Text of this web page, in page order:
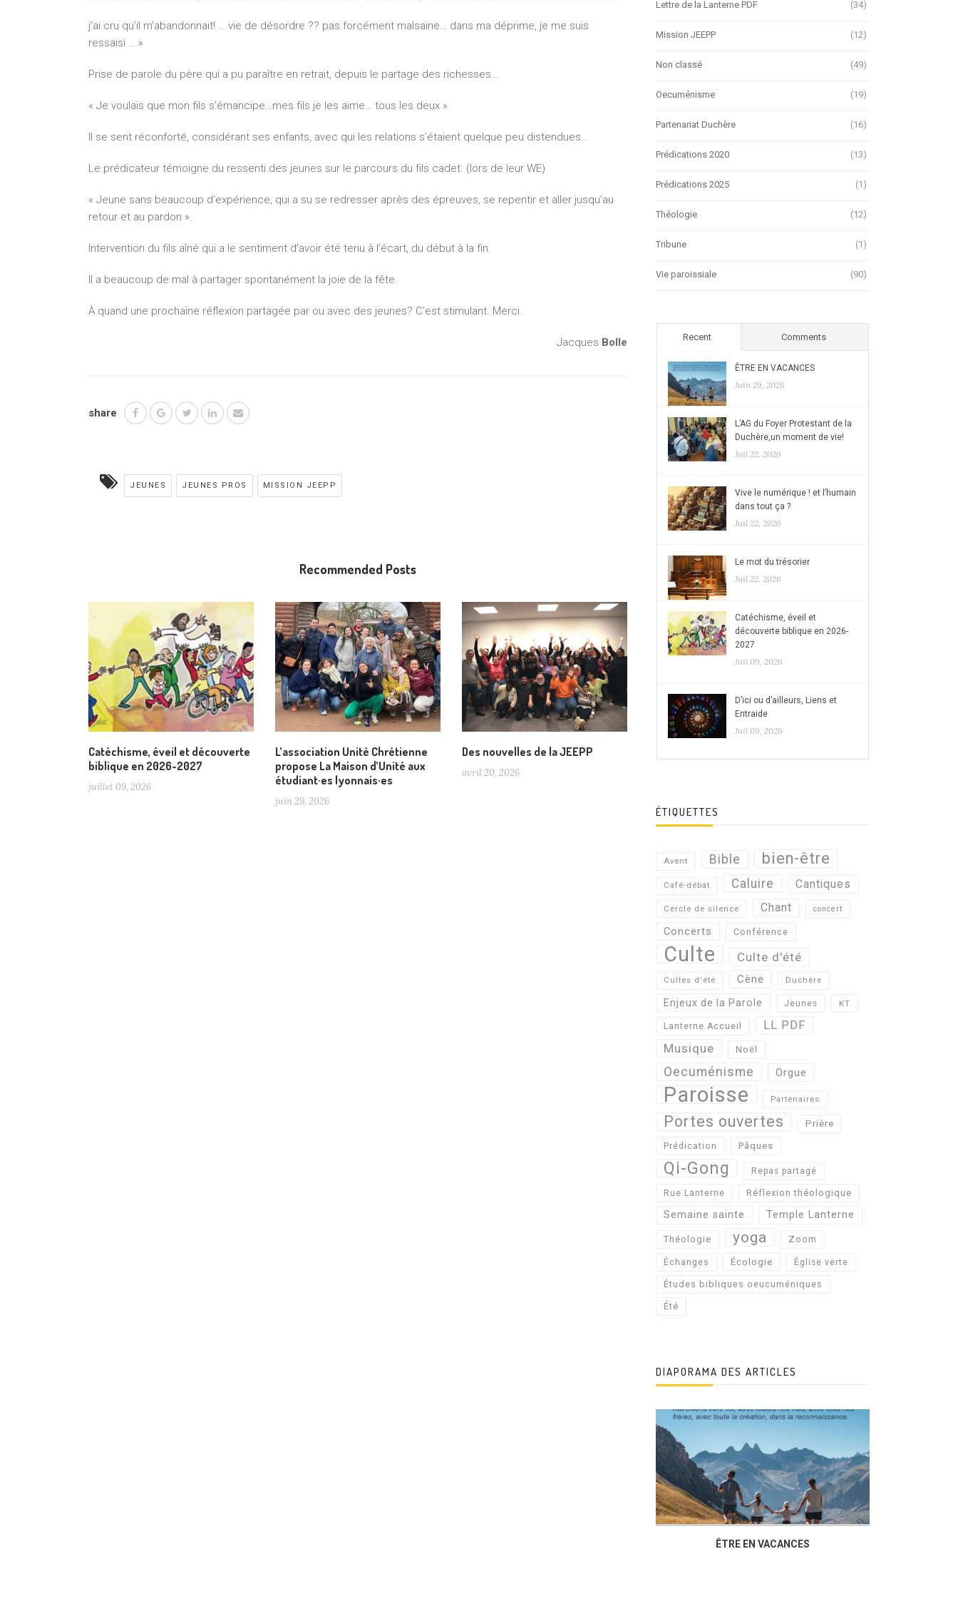
j’ai cru qu’il m’abandonnait! … vie de désordre ?? pas forcément malsaine… dans ma déprime, je me suis
ressaisi … »
Prise de parole du père qui a pu paraître en retrait, depuis le partage des richesses…
« Je voulais que mon fils s’émancipe…mes fils je les aime… tous les deux »
Il se sent réconforté, considérant ses enfants, avec qui les relations s’étaient quelque peu distendues…
Le prédicateur témoigne du ressenti des jeunes sur le parcours du fils cadet. (lors de leur WE)
« Jeune sans beaucoup d’expérience, qui a su se redresser après des épreuves, se repentir et aller jusqu’au
retour et au pardon ».
Intervention du fils aîné qui a le sentiment d’avoir été tenu à l’écart, du début à la fin.
Il a beaucoup de mal à partager spontanément la joie de la fête.
À quand une prochaine réflexion partagée par ou avec des jeunes? C’est stimulant. Merci.
Jacques Bolle
share
JEUNES JEUNES PROS MISSION JEEPP
Recommended Posts
Catéchisme, éveil et découverte
biblique en 2026-2027
juillet 09, 2026
L’association Unité Chrétienne
propose La Maison d’Unité aux
étudiant·es lyonnais·es
juin 29, 2026
Des nouvelles de la JEEPP
avril 20, 2026
Lettre de la Lanterne PDF (34)
Mission JEEPP (12)
Non classé (49)
Oecuménisme (19)
Partenariat Duchère (16)
Prédications 2020 (13)
Prédications 2025 (1)
Théologie (12)
Tribune (1)
Vie paroissiale (90)
Recent Comments
ÊTRE EN VACANCES
Juin 29, 2026
L’AG du Foyer Protestant de la
Duchère,un moment de vie!
Juil 22, 2026
Vive le numérique ! et l’humain
dans tout ça ?
Juil 22, 2026
Le mot du trésorier
Juil 22, 2026
Catéchisme, éveil et
découverte biblique en 2026-
2027
Juil 09, 2026
D’ici ou d’ailleurs, Liens et
Entraide
Juil 09, 2026
ÉTIQUETTES
Avent Bible bien-être
Café-débat Caluire Cantiques
Cercle de silence Chant concert
Concerts Conférence
Culte Culte d'été
Cultes d'été Cène Duchère
Enjeux de la Parole Jeunes KT
Lanterne Accueil LL PDF
Musique Noël
Oecuménisme Orgue
Paroisse Partenaires
Portes ouvertes Prière
Prédication Pâques
Qi-Gong Repas partagé
Rue Lanterne Réflexion théologique
Semaine sainte Temple Lanterne
Théologie yoga Zoom
Échanges Écologie Église verte
Études bibliques oeucuméniques
Été
DIAPORAMA DES ARTICLES
ÊTRE EN VACANCES